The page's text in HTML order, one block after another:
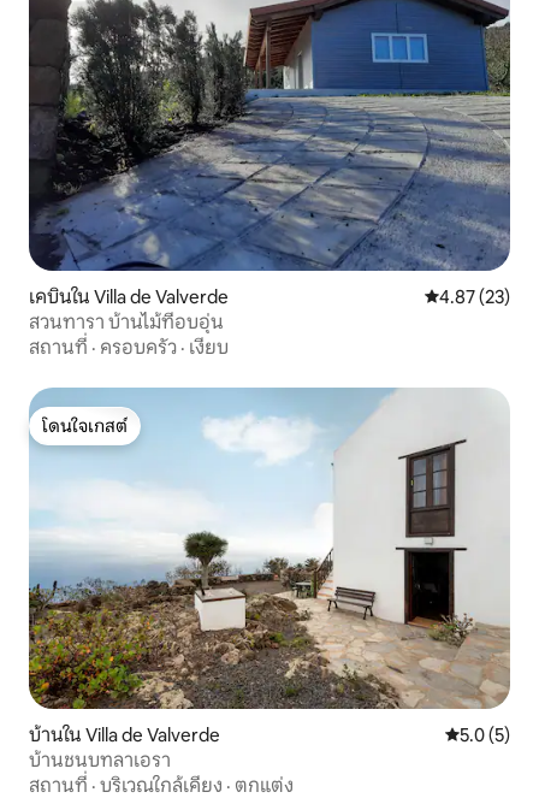
เคบินใน Villa de Valverde คะแนนเฉลี่ย
4.87 (23)
สวนทารา บ้านไม้ที่อบอุ่น
สถานที่ · ครอบครัว · เงียบ
โดนใจเกสต์
โดนใจเกสต์
บ้านใน Villa de Valverde คะแนนเฉลี่
5.0 (5)
บ้านชนบทลาเอรา
สถานที่ · บริเวณใกล้เคียง · ตกแต่ง